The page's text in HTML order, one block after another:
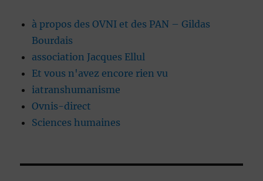
à propos des OVNI et des PAN – Gildas
Bourdais
association Jacques Ellul
Et vous n'avez encore rien vu
iatranshumanisme
Ovnis-direct
Sciences humaines